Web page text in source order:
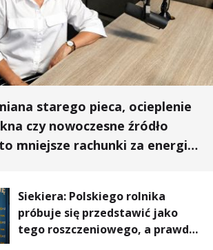
starego pieca, ocieplenie
czy nowoczesne źródło
mniejsze rachunki za energię,
Siekiera: Polskiego rolnika
próbuje się przedstawić jako
tego roszczeniowego, a prawda